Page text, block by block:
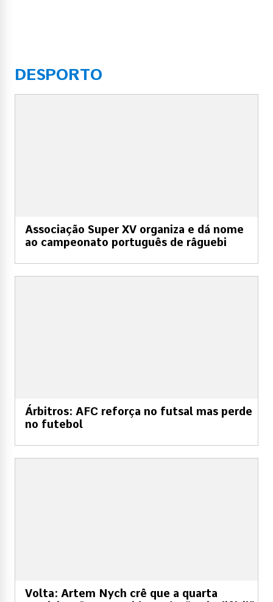
DESPORTO
Associação Super XV organiza e dá nome
ao campeonato português de râguebi
Árbitros: AFC reforça no futsal mas perde
no futebol
Volta: Artem Nych crê que a quarta